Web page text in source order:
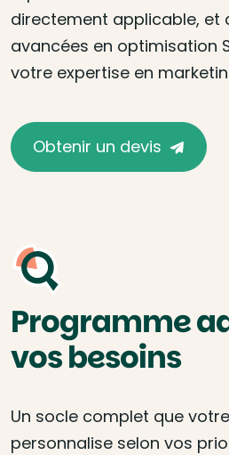
directement applicable, et
avancées en optimisation
votre expertise en
Obtenir un devis
Programme
vos besoins
Un socle complet que
personnalise selon vos